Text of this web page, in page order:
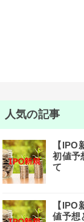
人気の記事
【
初値予
て
【
値予想